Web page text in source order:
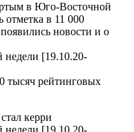
в Юго-Восточной
отметка в 11 000
новости и о
тысяч рейтинговых
керри